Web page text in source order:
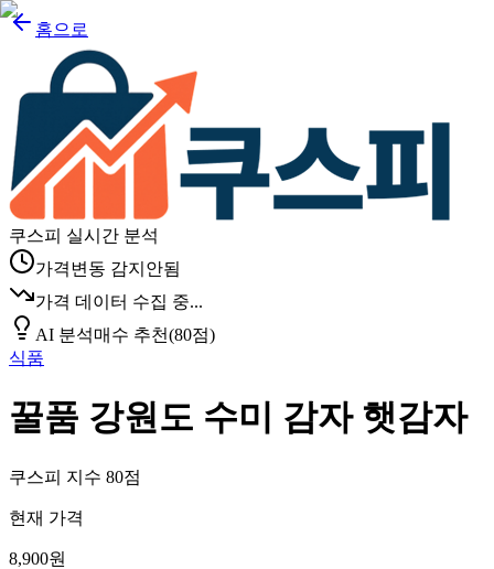
홈으로
쿠스피 실시간 분석
가격변동 감지안됨
가격 데이터 수집 중...
AI 분석매수 추천(80점)
식품
꿀품 강원도 수미 감자 햇감자
쿠스피 지수 80점
현재 가격
8,900원